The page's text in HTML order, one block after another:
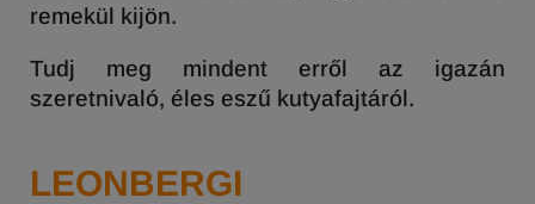
remekül kijön.
Tudj meg mindent erről az igazán
szeretnivaló, éles eszű kutyafajtáról.
LEONBERGI